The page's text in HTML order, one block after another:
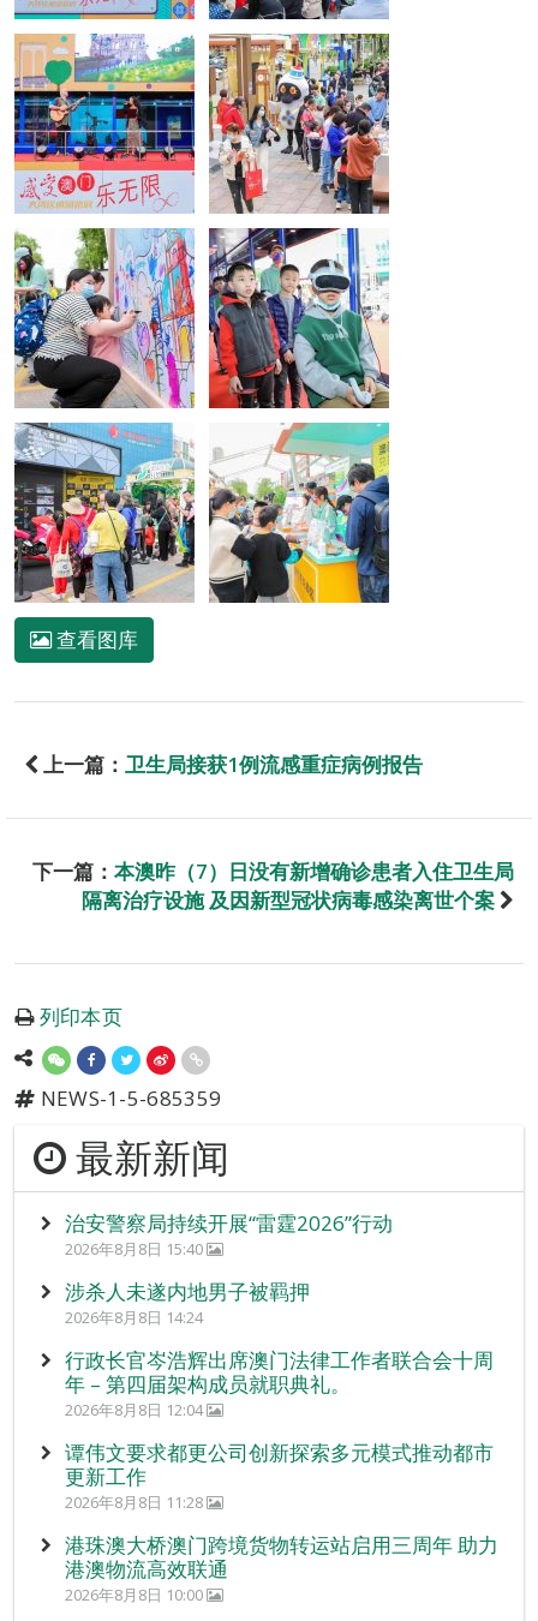
查看图库
上一篇： 卫生局接获1例流感重症病例报告
下一篇： 本澳昨（7）日没有新增确诊患者入住卫生局
隔离治疗设施 及因新型冠状病毒感染离世个案
列印本页
NEWS-1-5-685359
最新新闻
治安警察局持续开展“雷霆2026”行动
2026年8月8日 15:40
涉杀人未遂内地男子被羁押
2026年8月8日 14:24
行政长官岑浩辉出席澳门法律工作者联合会十周
年 – 第四届架构成员就职典礼。
2026年8月8日 12:04
谭伟文要求都更公司创新探索多元模式推动都市
更新工作
2026年8月8日 11:28
港珠澳大桥澳门跨境货物转运站启用三周年 助力
港澳物流高效联通
2026年8月8日 10:00